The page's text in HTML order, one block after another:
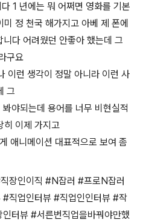
1 년에는 뭐 어쩌면 영화를 기본
정 천국 해가지고 아베 제 폰에
다 어려웠던 안좋아 했는데 그
구요
이런 생각이 정말 아니라 이런 사
그
야되는데 용어를 너무 비현실적
히 이제 가지고
애니메이션 대표적으로 보여 좀
직장인이직 #N잡러 #프로 N잡러
#직업인터뷰 #직업인인터뷰 #작
인터뷰 #서른번직업을바꿔야만했